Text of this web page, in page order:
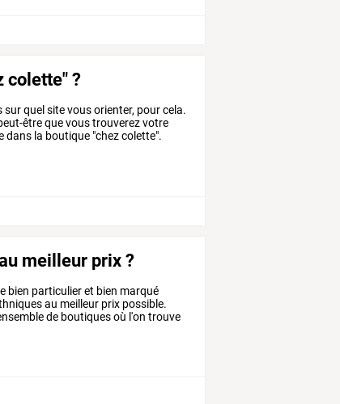
colette" ?
quel site vous orienter, pour cela.
être que vous trouverez votre
dans la boutique "chez colette".
meilleur prix ?
bien particulieret bien marqué
au meilleur prix possible.
de boutiquesoù l'on trouve